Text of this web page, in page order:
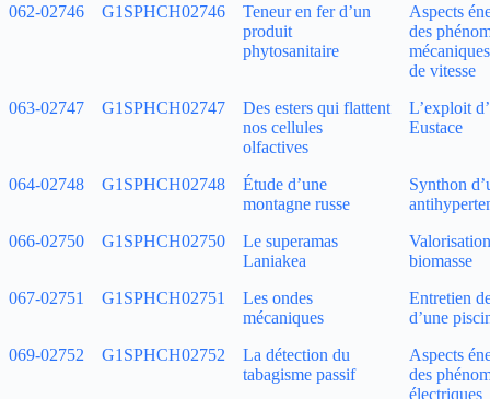
062‑02746
G1SPHCH02746
Teneur en fer d’un
produit
phytosanitaire
Aspects
des
de vitesse
063‑02747
G1SPHCH02747
Des esters qui flattent
nos cellules
olfactives
L’exploit
Eustace
064‑02748 G1SPHCH02748
Étude d’une
montagne russe
Synthon
066‑02750
G1SPHCH02750
Le superamas
Laniakea
biomasse
067‑02751
G1SPHCH02751
Les ondes
mécaniques
Entretien
d’une
069‑02752
G1SPHCH02752
La détection du
tabagisme passif
Aspects
des
électriques